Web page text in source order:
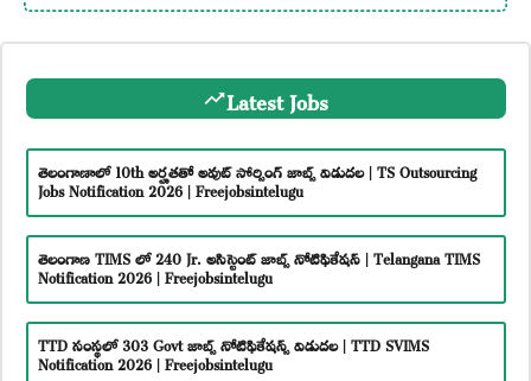
Latest Jobs
తెలంగాణాలో 10th అర్హతతో అవుట్ సోర్సింగ్ జాబ్స్ విడుదల | TS Outsourcing
Jobs Notification 2026 | Freejobsintelugu
తెలంగాణ TIMS లో 240 Jr. అసిస్టెంట్ జాబ్స్ నోటిఫికేషన్ | Telangana TIMS
Notification 2026 | Freejobsintelugu
TTD సంస్థలో 303 Govt జాబ్స్ నోటిఫికేషన్స్ విడుదల | TTD SVIMS
Notification 2026 | Freejobsintelugu